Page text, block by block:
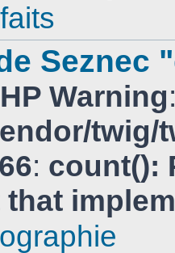
Seznec
Warning
: count():